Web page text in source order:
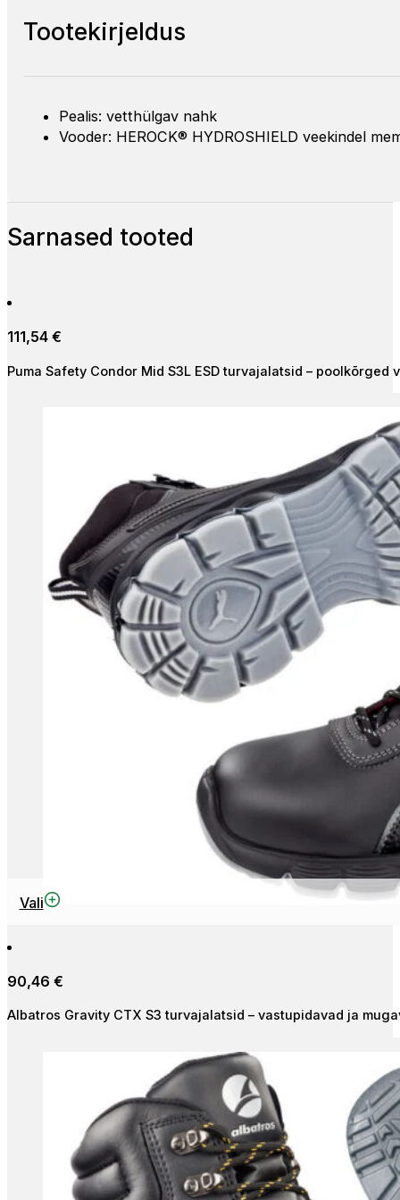
Tootekirjeldus
Pealis: vetthülgav nahk
Vooder: HEROCK® HYDROSHIELD veekindel
Sarnased tooted
111,54 €
Puma Safety Condor Mid S3L ESD turvajalatsid –
Vali
Sellel
varianti.
saab
90,46 €
Albatros Gravity CTX S3 turvajalatsid – vastupidavad ja